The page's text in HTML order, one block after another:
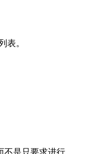
表。
不是只要求进行